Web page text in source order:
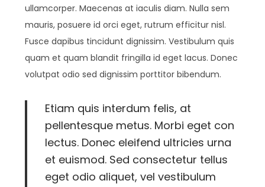
ullamcorper. Maecenas at iaculis diam. Nulla sem
mauris, posuere id orci eget, rutrum efficitur nisl.
Fusce dapibus tincidunt dignissim. Vestibulum quis
quam et quam blandit fringilla id eget lacus. Donec
volutpat odio sed dignissim porttitor bibendum.
Etiam quis interdum felis, at
pellentesque metus. Morbi eget con
lectus. Donec eleifend ultricies urna
et euismod. Sed consectetur tellus
eget odio aliquet, vel vestibulum